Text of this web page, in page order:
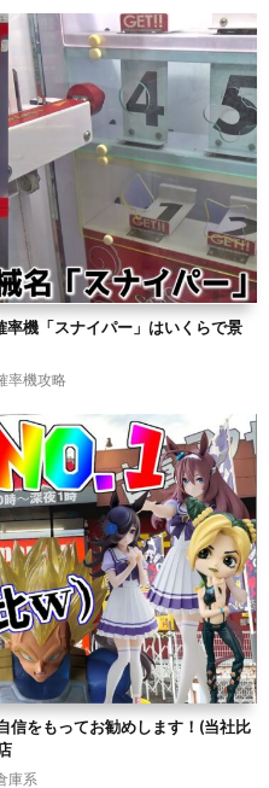
機「スナイパー」はいくらで景
率機攻略
信をもってお勧めします！(当社比
庫系